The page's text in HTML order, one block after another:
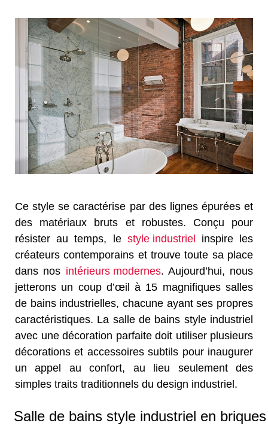
Ce style se caractérise par des lignes épurées et
des matériaux bruts et robustes. Conçu pour
résister au temps, le style industriel inspire les
créateurs contemporains et trouve toute sa place
dans nos intérieurs modernes. Aujourd’hui, nous
jetterons un coup d’œil à 15 magnifiques salles
de bains industrielles, chacune ayant ses propres
caractéristiques. La salle de bains style industriel
avec une décoration parfaite doit utiliser plusieurs
décorations et accessoires subtils pour inaugurer
un appel au confort, au lieu seulement des
simples traits traditionnels du design industriel.
Salle de bains style industriel en briques